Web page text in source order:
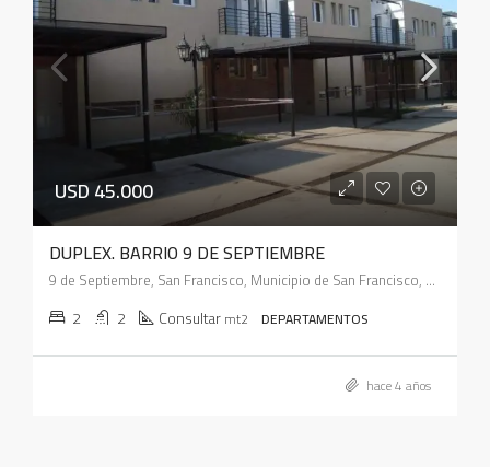
USD 45.000
DUPLEX. BARRIO 9 DE SEPTIEMBRE
9 de Septiembre, San Francisco, Municipio de San Francisco, Pedanía Juárez Celman, Departamento San Justo, Córdoba, X2400, Argentina
2 2 Consultarmt2 DEPARTAMENTOS
hace 4 años